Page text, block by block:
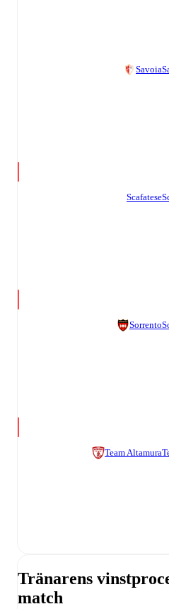
Savoia
Scafatese
Sorrento
Team Altamura
Tränarens
match